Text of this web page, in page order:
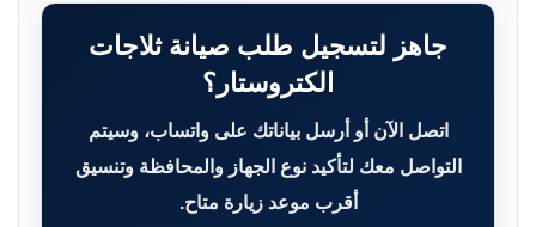
جاهز لتسجيل طلب صيانة ثلاجات
الكتروستار؟
اتصل الآن أو أرسل بياناتك على واتساب، وسيتم
التواصل معك لتأكيد نوع الجهاز والمحافظة وتنسيق
أقرب موعد زيارة متاح.